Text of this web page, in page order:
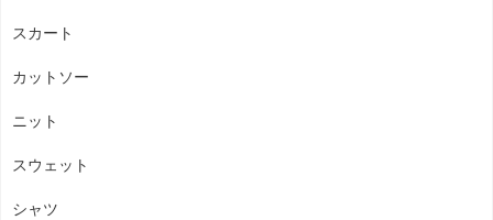
スカート
カットソー
ニット
スウェット
シャツ